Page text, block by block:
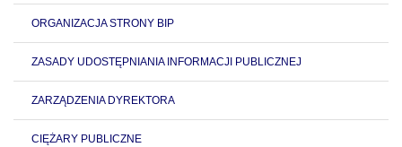
ORGANIZACJA STRONY BIP
ZASADY UDOSTĘPNIANIA INFORMACJI PUBLICZNEJ
ZARZĄDZENIA DYREKTORA
CIĘŻARY PUBLICZNE